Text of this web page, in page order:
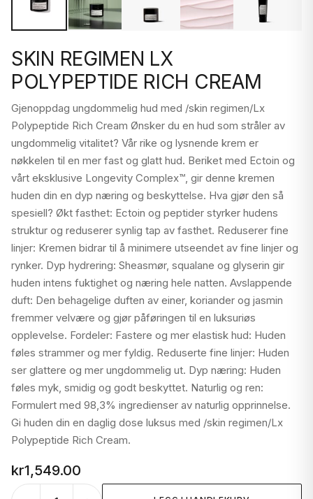
SKIN REGIMEN LX
POLYPEPTIDE RICH CREAM
Gjenoppdag ungdommelig hud med /skin regimen/Lx
Polypeptide Rich Cream Ønsker du en hud som stråler av
ungdommelig vitalitet? Vår rike og lysnende krem er
nøkkelen til en mer fast og glatt hud. Beriket med Ectoin og
vårt eksklusive Longevity Complex™, gir denne kremen
huden din en dyp næring og beskyttelse. Hva gjør den så
spesiell? Økt fasthet: Ectoin og peptider styrker hudens
struktur og reduserer synlig tap av fasthet. Reduserer fine
linjer: Kremen bidrar til å minimere utseendet av fine linjer og
rynker. Dyp hydrering: Sheasmør, squalane og glyserin gir
huden intens fuktighet og næring hele natten. Avslappende
duft: Den behagelige duften av einer, koriander og jasmin
fremmer velvære og gjør påføringen til en luksuriøs
opplevelse. Fordeler: Fastere og mer elastisk hud: Huden
føles strammer og mer fyldig. Reduserte fine linjer: Huden
ser glattere og mer ungdommelig ut. Dyp næring: Huden
føles myk, smidig og godt beskyttet. Naturlig og ren:
Formulert med 98,3% ingredienser av naturlig opprinnelse.
Gi huden din en daglig dose luksus med /skin regimen/Lx
Polypeptide Rich Cream.
kr1,549.00